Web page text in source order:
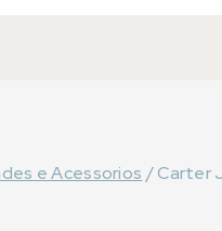
e Acessorios /Carter